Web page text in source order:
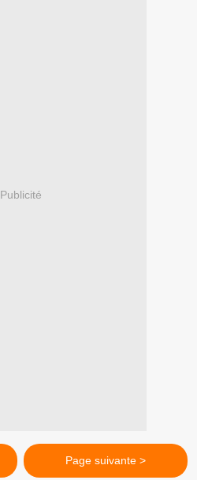
Publicité
Page suivante >